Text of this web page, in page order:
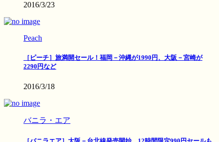
2016/3/23
Peach
［ピーチ］旅満開セール！福岡－沖縄が1990円、大阪－宮崎が
2290円など
2016/3/18
バニラ・エア